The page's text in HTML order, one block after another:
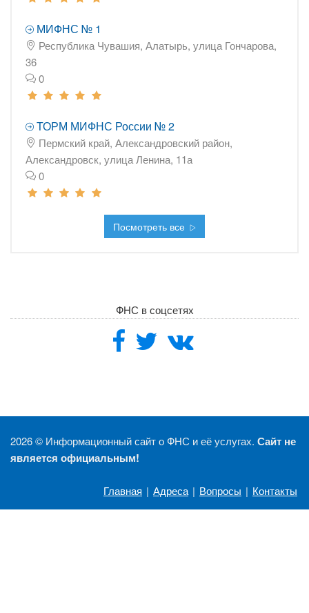
МИФНС № 1
Республика Чувашия, Алатырь, улица Гончарова,
36
0
ТОРМ МИФНС России № 2
Пермский край, Александровский район,
Александровск, улица Ленина, 11а
0
Посмотреть все
ФНС в соцсетях
2026 © Информационный сайт о ФНС и её услугах. Сайт не
является официальным!
Главная | Адреса | Вопросы | Контакты